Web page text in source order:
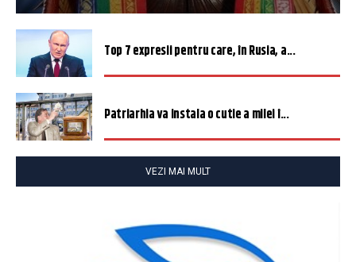
Top 7 expresii pentru care, în Rusia, a...
Patriarhia va instala o cutie a milei î...
VEZI MAI MULT